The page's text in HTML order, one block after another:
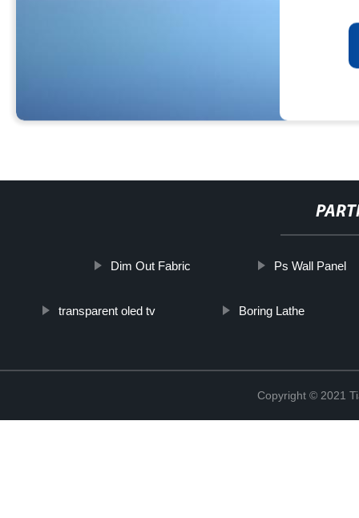
Dim Out Fabric Ps Wall Panel
transparent oled tv Boring Lathe
Copyright © 2021